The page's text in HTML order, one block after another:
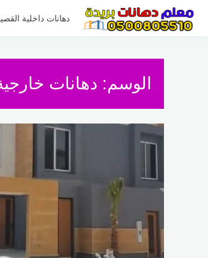
المحتوى
دهانات داخلية
الوسم: دهانات